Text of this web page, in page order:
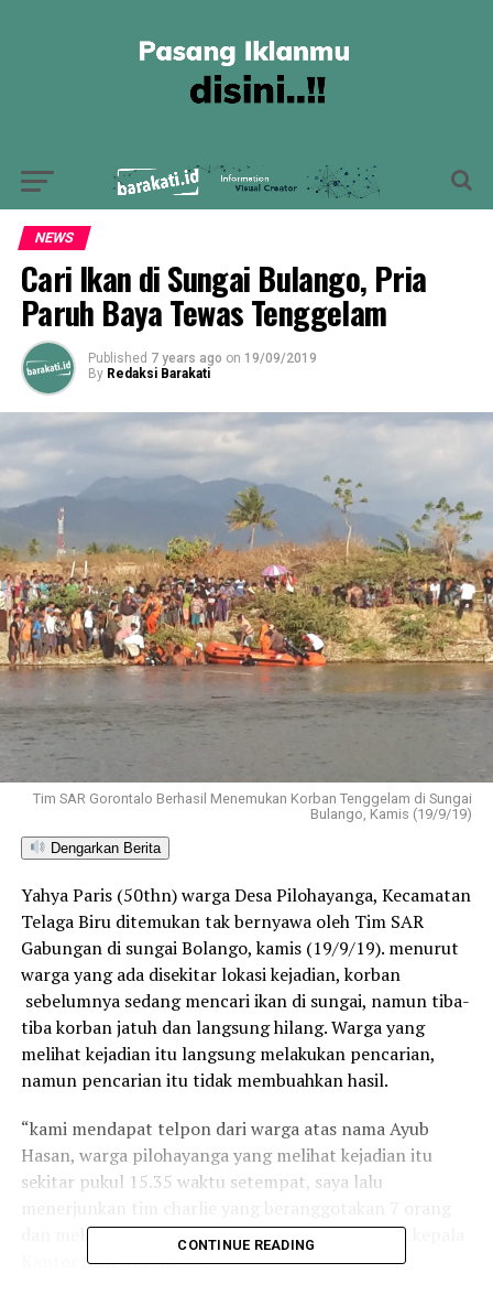
NEWS
Cari Ikan di Sungai Bulango, Pria
Paruh Baya Tewas Tenggelam
Published 7 years ago on 19/09/2019
By Redaksi Barakati
Tim SAR Gorontalo Berhasil Menemukan Korban Tenggelam di Sungai
Bulango, Kamis (19/9/19)
Dengarkan Berita
Yahya Paris (50thn) warga Desa Pilohayanga, Kecamatan
Telaga Biru ditemukan tak bernyawa oleh Tim SAR
Gabungan di sungai Bolango, kamis (19/9/19). menurut
warga yang ada disekitar lokasi kejadian, korban
sebelumnya sedang mencari ikan di sungai, namun tiba-
tiba korban jatuh dan langsung hilang. Warga yang
melihat kejadian itu langsung melakukan pencarian,
namun pencarian itu tidak membuahkan hasil.
“kami mendapat telpon dari warga atas nama Ayub
Hasan, warga pilohayanga yang melihat kejadian itu
sekitar pukul 15.35 waktu setempat, saya lalu
dan melakukan pencarian” ujar Djefry D.T Mewo, kepala
Kantor SAR Gorontalo.
CONTINUE READING